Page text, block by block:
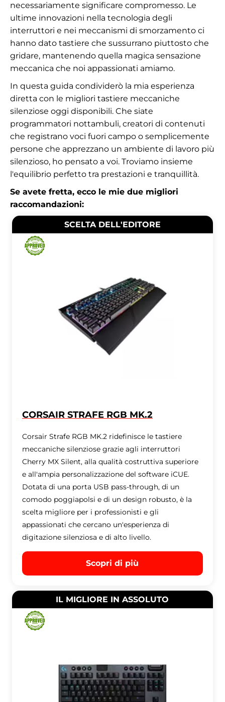
necessariamente significare compromesso. Le
ultime innovazioni nella tecnologia degli
interruttori e nei meccanismi di smorzamento ci
hanno dato tastiere che sussurrano piuttosto che
gridare, mantenendo quella magica sensazione
meccanica che noi appassionati amiamo.
In questa guida condividerò la mia esperienza
diretta con le migliori tastiere meccaniche
silenziose oggi disponibili. Che siate
programmatori nottambuli, creatori di contenuti
che registrano voci fuori campo o semplicemente
persone che apprezzano un ambiente di lavoro più
silenzioso, ho pensato a voi. Troviamo insieme
l'equilibrio perfetto tra prestazioni e tranquillità.
Se avete fretta, ecco le mie due migliori
raccomandazioni:
SCELTA DELL'EDITORE
CORSAIR STRAFE RGB MK.2
Corsair Strafe RGB MK.2 ridefinisce le tastiere
meccaniche silenziose grazie agli interruttori
Cherry MX Silent, alla qualità costruttiva superiore
e all'ampia personalizzazione del software iCUE.
Dotata di una porta USB pass-through, di un
comodo poggiapolsi e di un design robusto, è la
scelta migliore per i professionisti e gli
appassionati che cercano un'esperienza di
digitazione silenziosa e di alto livello.
Scopri di più
IL MIGLIORE IN ASSOLUTO